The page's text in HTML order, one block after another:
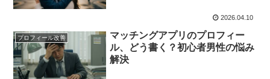
2026.04.10
プロフィール改善
マッチングアプリのプロフィー
ル、どう書く？初心者男性の悩み
解決